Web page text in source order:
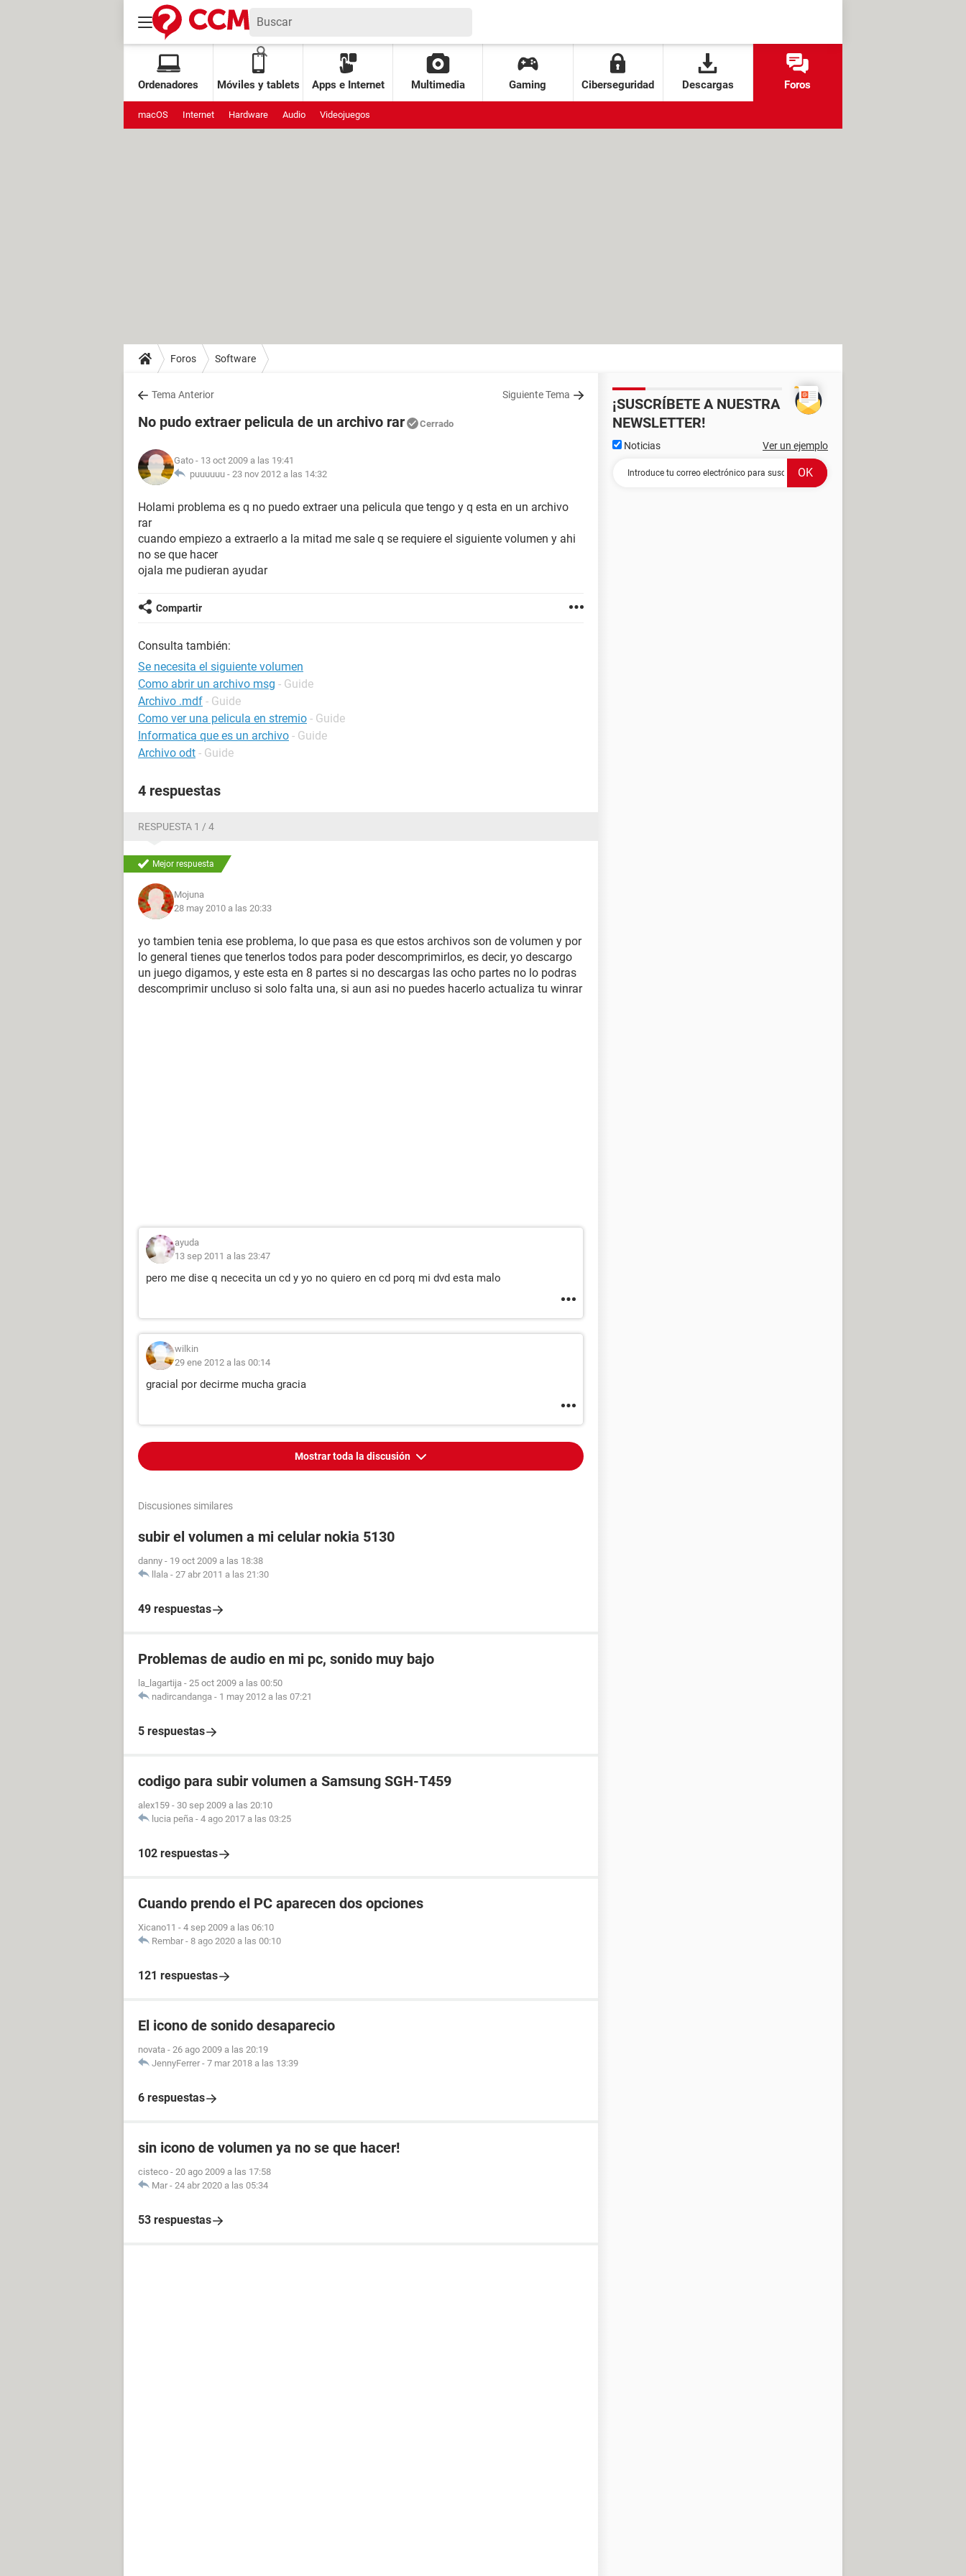
Ordenadores Móviles y tablets Apps e Internet Multimedia Gaming Ciberseguridad Descargas Foros
macOS Internet Hardware Audio Videojuegos
Foros Software
Tema Anterior Siguiente Tema
No pudo extraer pelicula de un archivo rar Cerrado
Gato - 13 oct 2009 a las 19:41
puuuuuu - 23 nov 2012 a las 14:32
Holami problema es q no puedo extraer una pelicula que tengo y q esta en un archivo
rar
cuando empiezo a extraerlo a la mitad me sale q se requiere el siguiente volumen y ahi
no se que hacer
ojala me pudieran ayudar
Compartir
Consulta también:
Se necesita el siguiente volumen
Como abrir un archivo msg - Guide
Archivo .mdf - Guide
Como ver una pelicula en stremio - Guide
Informatica que es un archivo - Guide
Archivo odt - Guide
4 respuestas
RESPUESTA 1 / 4
Mejor respuesta
Mojuna
28 may 2010 a las 20:33
yo tambien tenia ese problema, lo que pasa es que estos archivos son de volumen y por
lo general tienes que tenerlos todos para poder descomprimirlos, es decir, yo descargo
un juego digamos, y este esta en 8 partes si no descargas las ocho partes no lo podras
descomprimir uncluso si solo falta una, si aun asi no puedes hacerlo actualiza tu winrar
ayuda
13 sep 2011 a las 23:47
pero me dise q nececita un cd y yo no quiero en cd porq mi dvd esta malo
wilkin
29 ene 2012 a las 00:14
gracial por decirme mucha gracia
Mostrar toda la discusión
Discusiones similares
subir el volumen a mi celular nokia 5130
danny - 19 oct 2009 a las 18:38
llala - 27 abr 2011 a las 21:30
49 respuestas
Problemas de audio en mi pc, sonido muy bajo
la_lagartija - 25 oct 2009 a las 00:50
nadircandanga - 1 may 2012 a las 07:21
5 respuestas
codigo para subir volumen a Samsung SGH-T459
alex159 - 30 sep 2009 a las 20:10
lucia peña - 4 ago 2017 a las 03:25
102 respuestas
Cuando prendo el PC aparecen dos opciones
Xicano11 - 4 sep 2009 a las 06:10
Rembar - 8 ago 2020 a las 00:10
121 respuestas
El icono de sonido desaparecio
novata - 26 ago 2009 a las 20:19
JennyFerrer - 7 mar 2018 a las 13:39
6 respuestas
sin icono de volumen ya no se que hacer!
cisteco - 20 ago 2009 a las 17:58
Mar - 24 abr 2020 a las 05:34
53 respuestas
¡SUSCRÍBETE A NUESTRA
NEWSLETTER!
Noticias Ver un ejemplo